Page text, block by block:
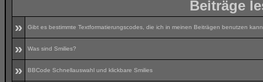
Beiträge
»
Gibt es bestimmte Textformatierungscodes, die ich in meinen Beiträgen benutzen
» Was sind Smilies?
» BBCode Schnellauswahl und klickbare Smilies